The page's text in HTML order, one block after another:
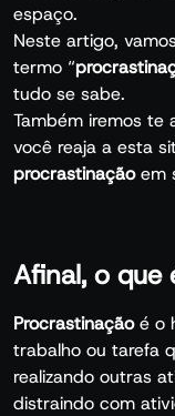
espaço.
Neste artigo,
termo “
tudo se sabe.
Também iremos te
você reaja a esta
procrastinaçãoem
Afinal, o que
Procrastinaçãoé o
trabalho ou tarefa
realizando outras
distraindo com